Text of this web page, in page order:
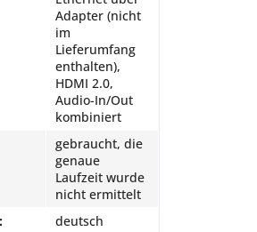
Adapter (nicht
im
Lieferumfang
enthalten),
HDMI 2.0,
Audio-In/Out
kombiniert
gebraucht, die
genaue
Laufzeit wurde
nicht ermittelt
deutsch